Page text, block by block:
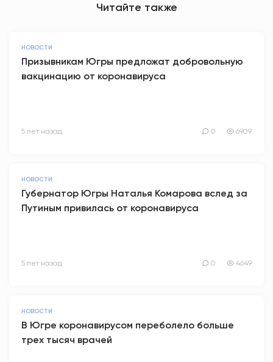
Читайте также
НОВОСТИ
Призывникам Югры предложат добровольную
вакцинацию от коронавируса
5 лет назад 0 6909
НОВОСТИ
Губернатор Югры Наталья Комарова вслед за
Путиным привилась от коронавируса
5 лет назад 0 4649
НОВОСТИ
В Югре коронавирусом переболело больше
трех тысяч врачей